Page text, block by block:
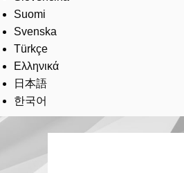
Suomi
Svenska
Türkçe
Ελληνικά
日本語
한국어